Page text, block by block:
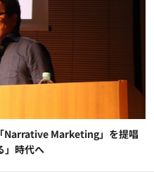
Narrative Marketing」を提唱
」時代へ